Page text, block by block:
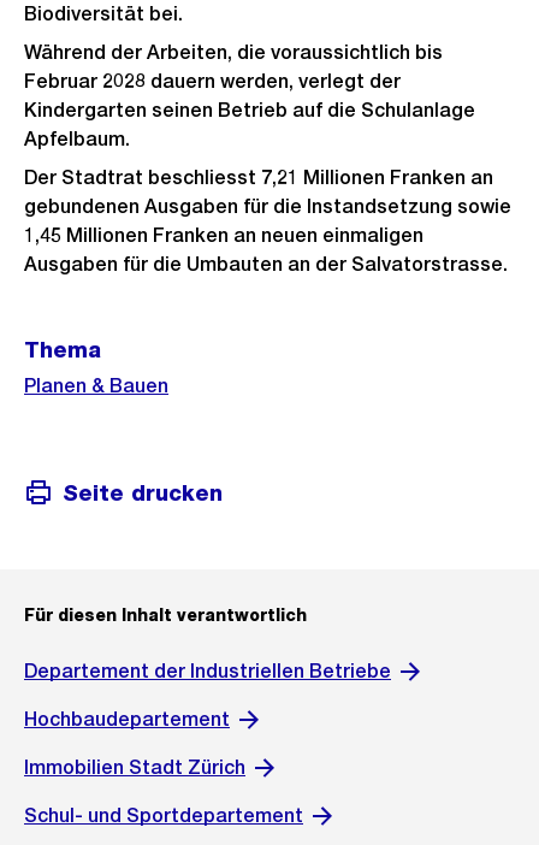
Biodiversität bei.
Während der Arbeiten, die voraussichtlich bis
Februar 2028 dauern werden, verlegt der
Kindergarten seinen Betrieb auf die Schulanlage
Apfelbaum.
Der Stadtrat beschliesst 7,21 Millionen Franken an
gebundenen Ausgaben für die Instandsetzung sowie
1,45 Millionen Franken an neuen einmaligen
Ausgaben für die Umbauten an der Salvatorstrasse.
Weitere
Informationen
Thema
Planen & Bauen
Seite drucken
Für diesen Inhalt verantwortlich
Departement der Industriellen Betriebe
Hochbaudepartement
Immobilien Stadt Zürich
Schul- und Sportdepartement